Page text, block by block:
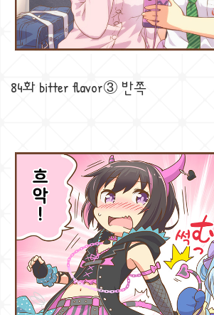
84화 bitter flavor③ 반쪽